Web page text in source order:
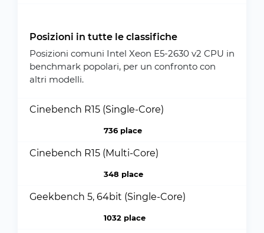
Posizioni in tutte le classifiche
Posizioni comuni Intel Xeon E5-2630 v2 CPU in
benchmark popolari, per un confronto con
altri modelli.
Cinebench R15 (Single-Core)
736 place
Cinebench R15 (Multi-Core)
348 place
Geekbench 5, 64bit (Single-Core)
1032 place